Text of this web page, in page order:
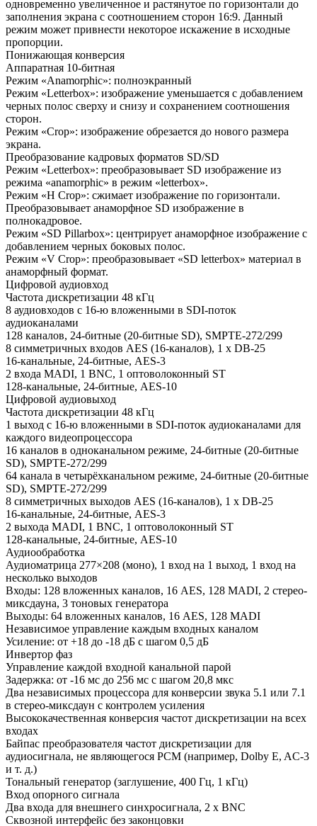
одновременно увеличенное и растянутое по горизонтали до
заполнения экрана с соотношением сторон 16:9. Данный
режим может привнести некоторое искажение в исходные
пропорции.
Понижающая конверсия
Аппаратная 10-битная
Режим «Anamorphic»: полноэкранный
Режим «Letterbox»: изображение уменьшается с добавлением
черных полос сверху и снизу и сохранением соотношения
сторон.
Режим «Crop»: изображение обрезается до нового размера
экрана.
Преобразование кадровых форматов SD/SD
Режим «Letterbox»: преобразовывает SD изображение из
режима «anamorphic» в режим «letterbox».
Режим «H Crop»: сжимает изображение по горизонтали.
Преобразовывает анаморфное SD изображение в
полнокадровое.
Режим «SD Pillarbox»: центрирует анаморфное изображение с
добавлением черных боковых полос.
Режим «V Crop»: преобразовывает «SD letterbox» материал в
анаморфный формат.
Цифровой аудиовход
Частота дискретизации 48 кГц
8 аудиовходов с 16-ю вложенными в SDI-поток
аудиоканалами
128 каналов, 24-битные (20-битные SD), SMPTE-272/299
8 симметричных входов AES (16-каналов), 1 x DB-25
16-канальные, 24-битные, AES-3
2 входа MADI, 1 BNC, 1 оптоволоконный ST
128-канальные, 24-битные, AES-10
Цифровой аудиовыход
Частота дискретизации 48 кГц
1 выход с 16-ю вложенными в SDI-поток аудиоканалами для
каждого видеопроцессора
16 каналов в одноканальном режиме, 24-битные (20-битные
SD), SMPTE-272/299
64 канала в четырёхканальном режиме, 24-битные (20-битные
SD), SMPTE-272/299
8 симметричных выходов AES (16-каналов), 1 x DB-25
16-канальные, 24-битные, AES-3
2 выхода MADI, 1 BNC, 1 оптоволоконный ST
128-канальные, 24-битные, AES-10
Аудиообработка
Аудиоматрица 277×208 (моно), 1 вход на 1 выход, 1 вход на
несколько выходов
Входы: 128 вложенных каналов, 16 AES, 128 MADI, 2 стерео-
миксдауна, 3 тоновых генератора
Выходы: 64 вложенных каналов, 16 AES, 128 MADI
Независимое управление каждым входных каналом
Усиление: от +18 до -18 дБ с шагом 0,5 дБ
Инвертор фаз
Управление каждой входной канальной парой
Задержка: от -16 мс до 256 мс с шагом 20,8 мкс
Два независимых процессора для конверсии звука 5.1 или 7.1
в стерео-миксдаун с контролем усиления
Высококачественная конверсия частот дискретизации на всех
входах
Байпас преобразователя частот дискретизации для
аудиосигнала, не являющегося PCM (например, Dolby E, AC-3
и т. д.)
Тональный генератор (заглушение, 400 Гц, 1 кГц)
Вход опорного сигнала
Два входа для внешнего синхросигнала, 2 x BNC
Сквозной интерфейс без законцовки